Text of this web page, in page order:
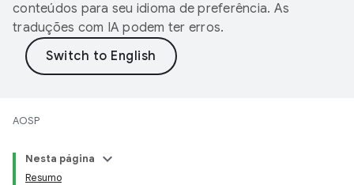
conteúdos para seu idioma de preferência. As
traduções com IA podem ter erros.
AOSP
Nesta página
Resumo